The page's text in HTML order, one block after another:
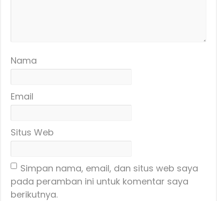
Nama
Email
Situs Web
Simpan nama, email, dan situs web saya
pada peramban ini untuk komentar saya
berikutnya.